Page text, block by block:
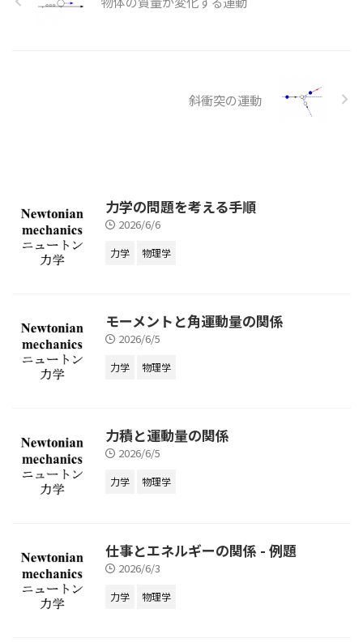
斜衝突の運動
力学の問題を考える手順
2026/6/6
力学 物理学
モーメントと角運動量の関係
2026/6/5
力学 物理学
力積と運動量の関係
2026/6/5
力学 物理学
仕事とエネルギーの関係 - 例題
2026/6/3
力学 物理学